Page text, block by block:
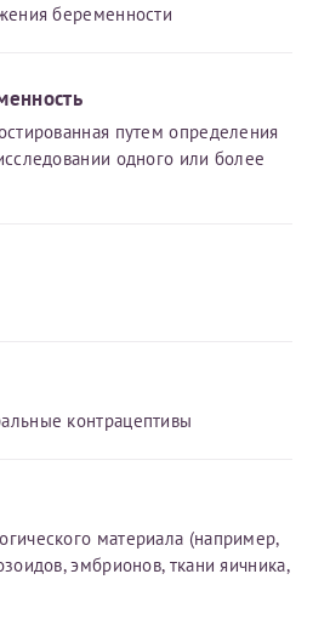
беременности
путем определения
одного или более
контрацептивы
материала (например,
эмбрионов, ткани яичника,
на передачу указанной мной
связи сети Интернет.